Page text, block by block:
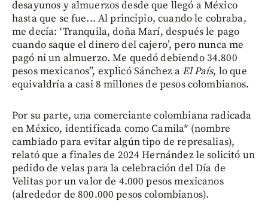
desayunos y almuerzos desde que llegó a México
hasta que se fue... Al principio, cuando le cobraba,
me decía: ‘Tranquila, doña Marí, después le pago
cuando saque el dinero del cajero’, pero nunca me
pagó ni un almuerzo. Me quedó debiendo 34.800
pesos mexicanos”, explicó Sánchez aEl País, lo que
equivaldría a casi 8 millones de pesos colombianos.
Por su parte, una comerciante colombiana radicada
en México, identificada como Camila* (nombre
cambiado para evitar algún tipo de represalias),
relató que a finales de 2024 Hernández le solicitó un
pedido de velas para la celebración del Día de
Velitas por un valor de 4.000 pesos mexicanos
(alrededor de 800.000 pesos colombianos).